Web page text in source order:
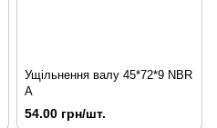
Ущільнення валу 45*72*9 NBR
A
54.00 грн/шт.